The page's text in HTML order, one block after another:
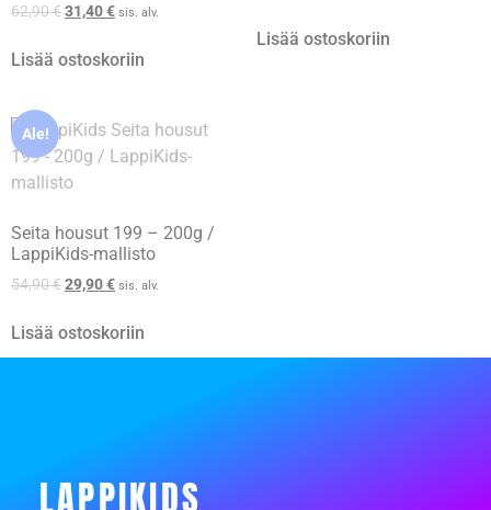
62,90€31,40€ sis. alv.
Lisää ostoskoriin
Lisää ostoskoriin
Ale!
Seita housut 199 – 200g /
LappiKids-mallisto
54,90€29,90€ sis. alv.
Lisää ostoskoriin
LAPPIKIDS